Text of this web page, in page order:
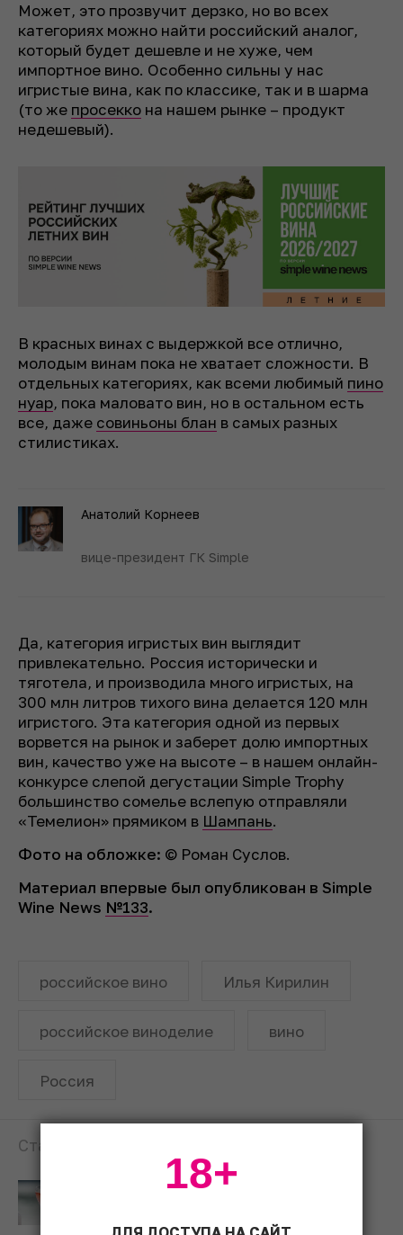
Может, это прозвучит дерзко, но во всех
категориях можно найти российский аналог,
который будет дешевле и не хуже, чем
импортное вино. Особенно сильны у нас
игристые вина, как по классике, так и в шарма
(то же просекко на нашем рынке – продукт
недешевый).
В красных винах с выдержкой все отлично,
молодым винам пока не хватает сложности. В
отдельных категориях, как всеми любимый пино
нуар, пока маловато вин, но в остальном есть
все, даже совиньоны блан в самых разных
стилистиках.
Анатолий Корнеев
вице-президент ГК Simple
Да, категория игристых вин выглядит
привлекательно. Россия исторически и
тяготела, и производила много игристых, на
300 млн литров тихого вина делается 120 млн
игристого. Эта категория одной из первых
ворвется на рынок и заберет долю импортных
вин, качество уже на высоте – в нашем онлайн-
конкурсе слепой дегустации Simple Trophy
большинство сомелье вслепую отправляли
«Темелион» прямиком в Шампань.
Фото на обложке: © Роман Суслов.
Материал впервые был опубликован в Simple
Wine News №133.
российское вино Илья Кирилин
российское виноделие вино
Россия
Статьи по теме:
18+